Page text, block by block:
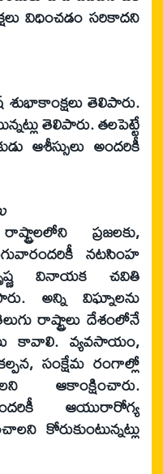
విధించడం సరికాదని
తెలిపారు.
తెలిపారు. తలపెట్టే
ఆశీస్సులు అందరికీ
ప్రజలకు,
నటసింహ
వినాయక చవితి
అన్ని విఘ్నాలను
రాష్ట్రాలు దేశంలోనే
కావాలి. వ్యవసాయం,
సంక్షేమ రంగాల్లో
ఆకాంక్షించారు.
ఆయురారోగ్య
కోరుకుంటున్నట్లు